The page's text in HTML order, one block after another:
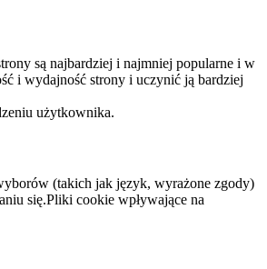
są najbardziej i najmniej popularne i w
i wydajność strony i uczynić ją bardziej
użytkownika.
(takich jak język, wyrażone zgody)
się.Pliki cookie wpływające na